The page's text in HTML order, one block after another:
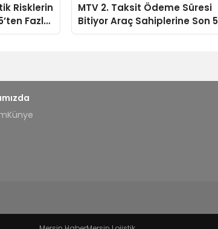
Risklerin
Fazla
MTV 2. Taksit Ödeme Süresi
Bitiyor Araç Sahiplerine Son 5
Gün Uyarısı
Künye